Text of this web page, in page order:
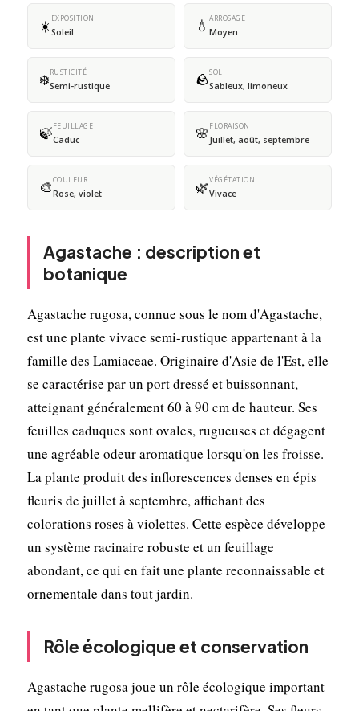
☀️EXPOSITION
Soleil 💧 ARROSAGE
Moyen
❄️RUSTICITÉ
Semi-rustique 🪨SOL
Sableux, limoneux
🍃FEUILLAGE
Caduc 🌸 FLORAISON
Juillet, août, septembre
🎨COULEUR
Rose, violet 🌿VÉGÉTATION
Vivace
Agastache : description et
botanique
Agastache rugosa, connue sous le nom d'Agastache,
est une plante vivace semi-rustique appartenant à la
famille des Lamiaceae. Originaire d'Asie de l'Est, elle
se caractérise par un port dressé et buissonnant,
atteignant généralement 60 à 90 cm de hauteur. Ses
feuilles caduques sont ovales, rugueuses et dégagent
une agréable odeur aromatique lorsqu'on les froisse.
La plante produit des inflorescences denses en épis
fleuris de juillet à septembre, affichant des
colorations roses à violettes. Cette espèce développe
un système racinaire robuste et un feuillage
abondant, ce qui en fait une plante reconnaissable et
ornementale dans tout jardin.
Rôle écologique et conservation
Agastache rugosa joue un rôle écologique important